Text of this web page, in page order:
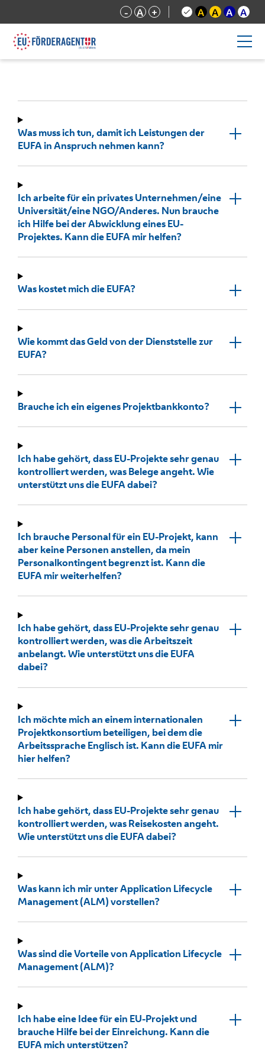
- A + A A A A
Was muss ich tun, damit ich Leistungen der
EUFA in Anspruch nehmen kann?
Ich arbeite für ein privates Unternehmen/eine
Universität/eine NGO/Anderes. Nun brauche
ich Hilfe bei der Abwicklung eines EU-
Projektes. Kann die EUFA mir helfen?
Was kostet mich die EUFA?
Wie kommt das Geld von der Dienststelle zur
EUFA?
Brauche ich ein eigenes Projektbankkonto?
Ich habe gehört, dass EU-Projekte sehr genau
kontrolliert werden, was Belege angeht. Wie
unterstützt uns die EUFA dabei?
Ich brauche Personal für ein EU-Projekt, kann
aber keine Personen anstellen, da mein
Personalkontingent begrenzt ist. Kann die
EUFA mir weiterhelfen?
Ich habe gehört, dass EU-Projekte sehr genau
kontrolliert werden, was die Arbeitszeit
anbelangt. Wie unterstützt uns die EUFA
dabei?
Ich möchte mich an einem internationalen
Projektkonsortium beteiligen, bei dem die
Arbeitssprache Englisch ist. Kann die EUFA mir
hier helfen?
Ich habe gehört, dass EU-Projekte sehr genau
kontrolliert werden, was Reisekosten angeht.
Wie unterstützt uns die EUFA dabei?
Was kann ich mir unter Application Lifecycle
Management (ALM) vorstellen?
Was sind die Vorteile von Application Lifecycle
Management (ALM)?
Ich habe eine Idee für ein EU-Projekt und
brauche Hilfe bei der Einreichung. Kann die
EUFA mich unterstützen?